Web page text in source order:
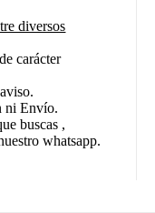
diversos
carácter
ni Envío.
buscas ,
whatsapp.